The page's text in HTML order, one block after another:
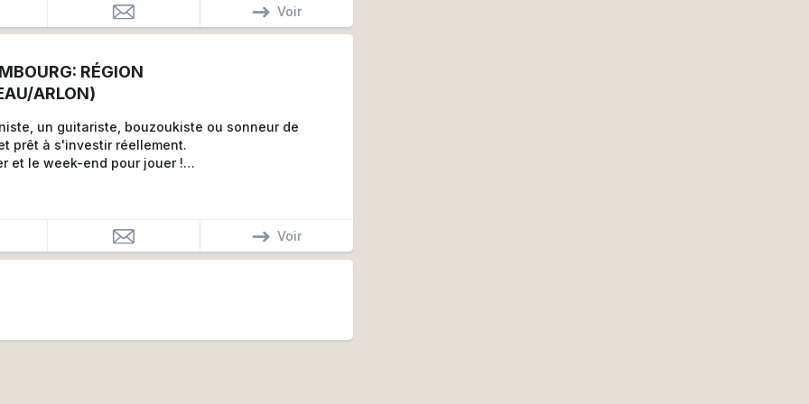
!
mêlants sonorités médiévales, folks et
en déambulation lors d'événements
pas à me contacter et parlons-en.
Voir
RÉGION
ARLON)
un guitariste, bouzoukiste ou sonneur de
prêt à s'investir réellement.
et le week-end pour jouer !
médiévaux, folk, traditionnels, et bien
et album à venir.
Voir